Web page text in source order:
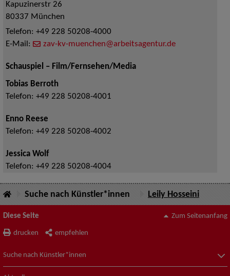
Kapuzinerstr 26
80337 München
Telefon: +49 228 50208-4000
E-Mail:
zav-kv-muenchen@arbeitsagentur.de
Schauspiel – Film/Fernsehen/Media
Tobias Berroth
Telefon: +49 228 50208-4001
Enno Reese
Telefon: +49 228 50208-4002
Jessica Wolf
Telefon: +49 228 50208-4004
Suche nach Künstler*innen Leily Hosseini
Diese Seite
drucken empfehlen
Zum Seitenanfang
Suche nach Künstler*innen